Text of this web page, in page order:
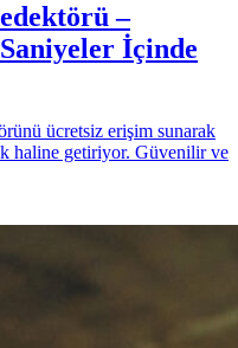
–
İçinde
ücretsiz erişim sunarak
haline getiriyor. Güvenilir ve